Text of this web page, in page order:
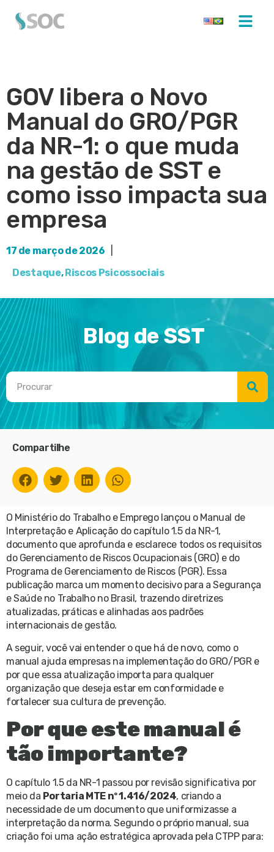
GOV libera o Novo
Manual do GRO/PGR
da NR-1: o que muda
na gestão de SST e
como isso impacta sua
empresa
17 de março de 2026
Destaque, Riscos Psicossociais
Blog de SST
Compartilhe
O Ministério do Trabalho e Emprego lançou o Manual de
Interpretação e Aplicação do capítulo 1.5 da NR-1,
documento que aprofunda e esclarece todos os requisitos
do Gerenciamento de Riscos Ocupacionais (GRO) e do
Programa de Gerenciamento de Riscos (PGR). Essa
publicação marca um momento decisivo para a Segurança
e Saúde no Trabalho no Brasil, trazendo diretrizes
atualizadas, práticas e alinhadas aos padrões
internacionais de gestão.
A seguir, você vai entender o que há de novo, como o
manual ajuda empresas na implementação do GRO/PGR e
por que essa atualização importa para qualquer
organização que deseja estar em conformidade e
fortalecer sua cultura de prevenção.
Por que este manual é
tão importante?
O capítulo 1.5 da NR-1 passou por revisão significativa por
meio da Portaria MTE nº 1.416/2024, criando a
necessidade de um documento que uniformizasse a
interpretação da norma. Segundo o próprio manual, sua
criação foi uma ação estratégica aprovada pela CTPP para: